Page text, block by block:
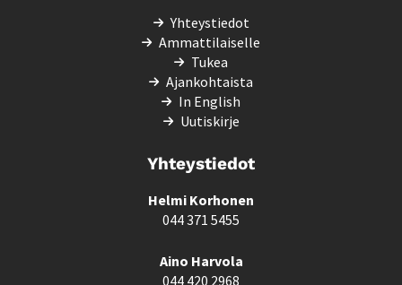
Yhteystiedot
Ammattilaiselle
Tukea
Ajankohtaista
In English
Uutiskirje
Yhteystiedot
Helmi Korhonen
044 371 5455
Aino Harvola
044 420 2968